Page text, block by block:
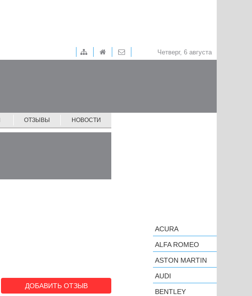
Четверг, 6 августа
ОТЗЫВЫ НОВОСТИ
ДОБАВИТЬ ОТЗЫВ
ACURA
ALFA ROMEO
ASTON MARTIN
AUDI
BENTLEY